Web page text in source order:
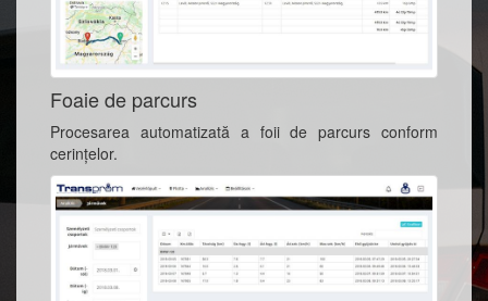
Foaie de parcurs
Procesarea automatizată a foii de parcurs conform
cerinţelor.